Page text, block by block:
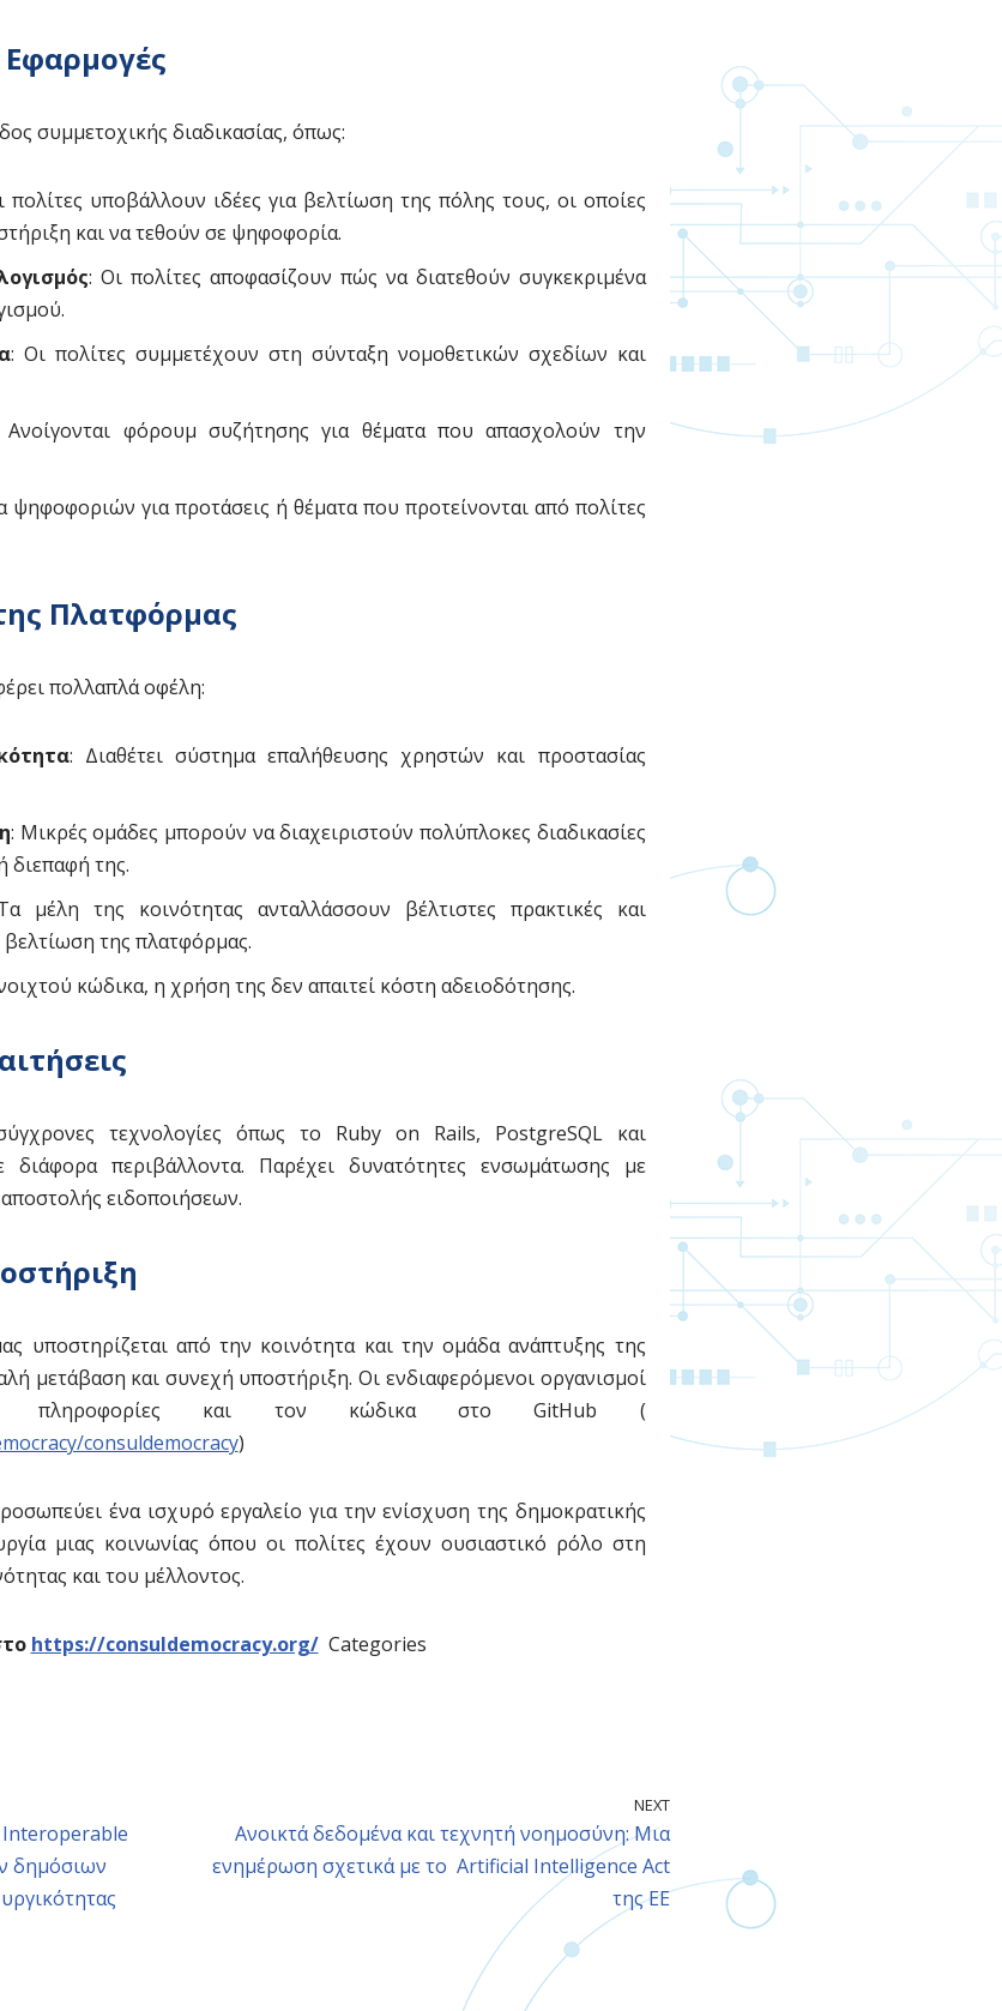
συμμετοχικής διαδικασίας, όπως:
πολίτες υποβάλλουν ιδέες για βελτίωση της πόλης τους, οι οποίες
και να τεθούν σε ψηφοφορία.
: Οι πολίτες αποφασίζουν πώς να διατεθούν συγκεκριμένα
: Οι πολίτες συμμετέχουν στη σύνταξη νομοθετικών σχεδίων και
Ανοίγονται φόρουμ συζήτησης για θέματα που απασχολούν την
ψηφοφοριών για προτάσεις ή θέματα που προτείνονται από πολίτες
Πλατφόρμας
πολλαπλά οφέλη:
: Διαθέτει σύστημα επαλήθευσης χρηστών και προστασίας
: Μικρές ομάδες μπορούν να διαχειριστούν πολύπλοκες διαδικασίες
διεπαφή της.
μέλη της κοινότητας ανταλλάσσουν βέλτιστες πρακτικές και
της πλατφόρμας.
κώδικα, η χρήση της δεν απαιτεί κόστη αδειοδότησης.
τεχνολογίες όπως το Ruby on Rails, PostgreSQL και
διάφορα περιβάλλοντα. Παρέχει δυνατότητες ενσωμάτωσης με
ειδοποιήσεων.
υποστηρίζεται από την κοινότητα και την ομάδα ανάπτυξης της
μετάβαση και συνεχή υποστήριξη. Οι ενδιαφερόμενοι οργανισμοί
πληροφορίες και τον κώδικα στο GitHub (
consuldemocracy)
ένα ισχυρό εργαλείο για την ενίσχυση της δημοκρατικής
μιας κοινωνίας όπου οι πολίτες έχουν ουσιαστικό ρόλο στη
και του μέλλοντος.
https://consuldemocracy.org/ Categories
Interoperable
δημόσιων
NEXT
Ανοικτά δεδομένα και τεχνητή νοημοσύνη: Μια
ενημέρωση σχετικά με το Artificial Intelligence Act
της ΕΕ